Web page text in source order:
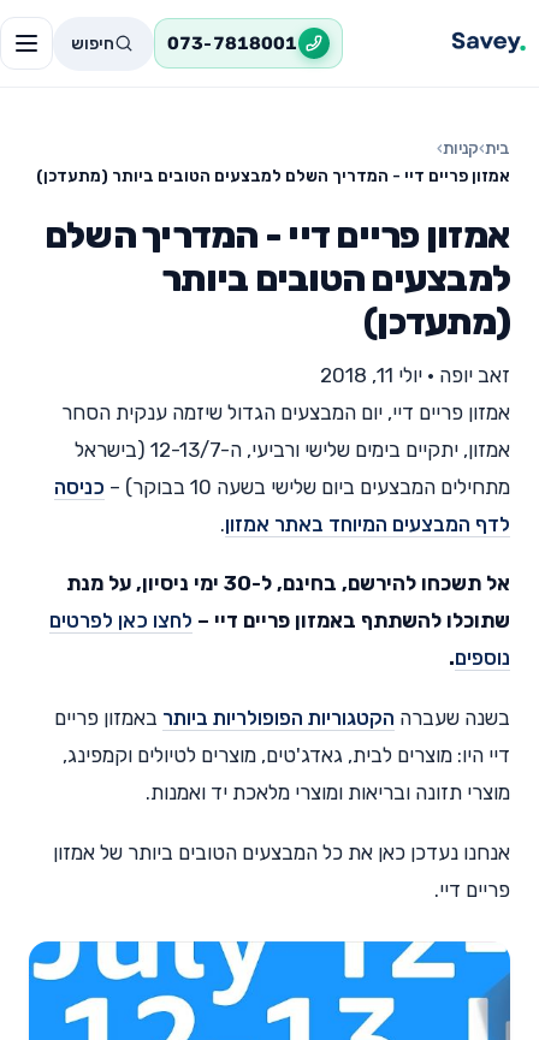
073-7818001 חיפוש
בית›קניות›
אמזון פריים דיי - המדריך השלם למבצעים הטובים ביותר (מתעדכן)
אמזון פריים דיי - המדריך השלם
למבצעים הטובים ביותר
(מתעדכן)
זאב יופה • יולי 11, 2018
אמזון פריים דיי, יום המבצעים הגדול שיזמה ענקית הסחר
אמזון, יתקיים בימים שלישי ורביעי, ה-12-13/7 (בישראל
מתחילים המבצעים ביום שלישי בשעה 10 בבוקר) –
כניסה
לדף המבצעים המיוחד באתר אמזון.
אל תשכחו להירשם, בחינם, ל-30 ימי ניסיון, על מנת
שתוכלו להשתתף באמזון פריים דיי – לחצו כאן לפרטים
נוספים.
בשנה שעברה הקטגוריות הפופולריות ביותר באמזון פריים
דיי היו: מוצרים לבית, גאדג'טים, מוצרים לטיולים וקמפינג,
מוצרי תזונה ובריאות ומוצרי מלאכת יד ואמנות.
אנחנו נעדכן כאן את כל המבצעים הטובים ביותר של אמזון
פריים דיי.